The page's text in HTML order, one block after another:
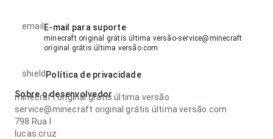
email E-mail para suporte
minecraft original grátis última versão-service@minecraft
original grátis última versão.com
shield Política de privacidade
Sobre o desenvolvedor
minecraft original grátis última versão
service@minecraft original grátis última versão.com
798 Rua l
lucas.cruz